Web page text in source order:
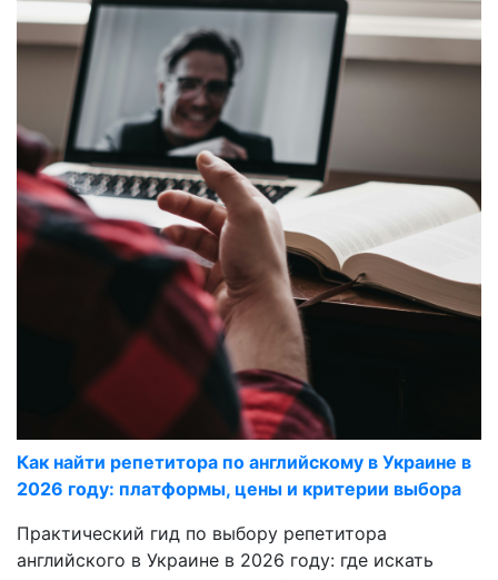
Как найти репетитора по английскому в Украине в
2026 году: платформы, цены и критерии выбора
Практический гид по выбору репетитора
английского в Украине в 2026 году: где искать